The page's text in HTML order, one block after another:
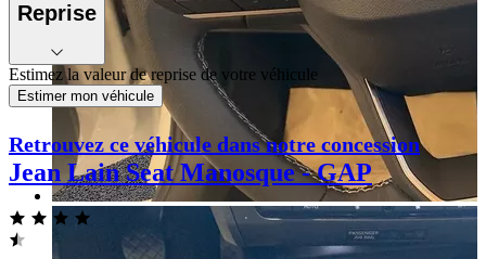
Reprise
Estimez la valeur de reprise de votre véhicule
Estimer mon véhicule
Retrouvez ce véhicule dans notre concession
Jean Lain Seat Manosque - GAP